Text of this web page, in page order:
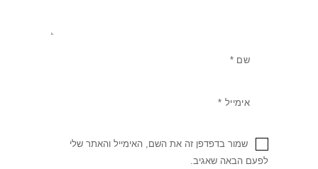
שמור בדפדפן זה את השם, האימייל והאתר שלי
לפעם הבאה שאגיב.